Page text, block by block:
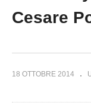
Cesare
18 OTTOBRE 2014